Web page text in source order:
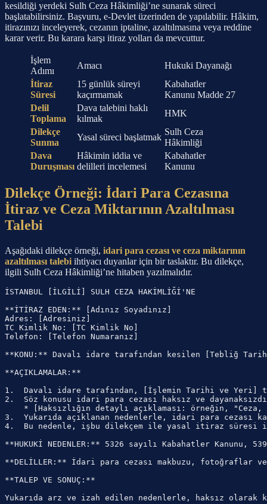
kesildiği yerdeki Sulh Ceza Hâkimliği’ne sunarak süreci
başlatabilirsiniz. Başvuru, e-Devlet üzerinden de yapılabilir. Hâkim,
itirazınızı inceleyerek, cezanın iptaline, azaltılmasına veya reddine
karar verir. Bu karara karşı itiraz yolları da mevcuttur.
İşlem
Adımı
Amacı
Hukuki Dayanağı
İtiraz
Süresi
15 günlük süreyi
kaçırmamak
Kabahatler
Kanunu Madde 27
Delil
Toplama
Dava talebini haklı
kılmak
HMK
Dilekçe
Sunma
Yasal süreci başlatmak
Sulh Ceza
Hâkimliği
Dava
Duruşması
Hâkimin iddia ve
delilleri incelemesi
Kabahatler
Kanunu
Dilekçe Örneği: İdari Para Cezasına
İtiraz ve Ceza Miktarının Azaltılması
Talebi
Aşağıdaki dilekçe örneği, idari para cezası ve ceza miktarının
azaltılması talebi ihtiyacı duyanlar için bir taslaktır. Bu dilekçe,
ilgili Sulh Ceza Hâkimliği’ne hitaben yazılmalıdır.
İSTANBUL [İLGİLİ] SULH CEZA HAKİMLİĞİ'NE
**İTİRAZ EDEN:** [Adınız Soyadınız]
Adres: [Adresiniz]
TC Kimlik No: [TC Kimlik No]
Telefon: [Telefon Numaranız]
**KONU:** Davalı idare tarafından kesilen [Tebliğ
**AÇIKLAMALAR:**
1.  Davalı idare tarafından, [İşlemin Tarihi ve Yeri]
2.  Söz konusu idari para cezası haksız ve
* [Haksızlığın detaylı açıklaması: örneğin,
3.  Yukarıda açıklanan nedenlerle, idari para cezası
4.  Bu nedenle, işbu dilekçem ile yasal itiraz süresi
**HUKUKİ NEDENLER:** 5326 sayılı Kabahatler
**DELİLLER:** İdari para cezası makbuzu,
**TALEP VE SONUÇ:**
Yukarıda arz ve izah edilen nedenlerle, haksız olarak